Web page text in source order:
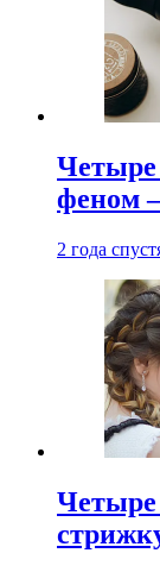
Четыре
феном
2 года
Четыре